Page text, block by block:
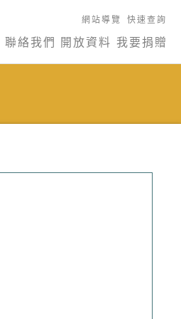
網站導覽 快速查詢
聯絡我們 開放資料 我要捐贈